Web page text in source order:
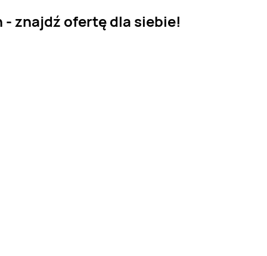
- znajdź ofertę dla siebie!